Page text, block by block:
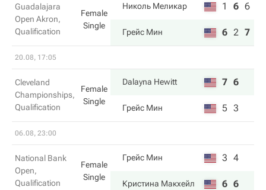
Guadalajara
Open Akron,
Qualification
Female
Single
Николь Меликар 1 6 6
Грейс Мин 6 2 7
20.08, 17:05
Cleveland
Championships,
Qualification
Female
Single
Dalayna Hewitt 7 6
Грейс Мин 5 3
06.08, 23:00
National Bank
Open,
Qualification
Female
Single
Грейс Мин 3 4
Кристина Макхейл 6 6